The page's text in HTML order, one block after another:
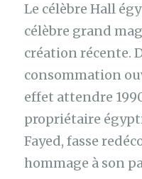
Le célèbre Hall
célèbre grand
création récente.
consommation
effet attendre
propriétaire
Fayed, fasse
hommage à son